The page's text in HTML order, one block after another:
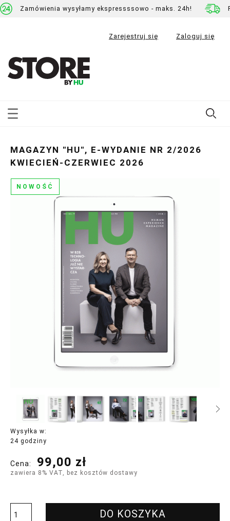
Zamówienia wysyłamy ekspressssowo - maks. 24h!
Zarejestruj się Zaloguj się
MAGAZYN "HU", E-WYDANIE NR 2/2026
KWIECIEŃ-CZERWIEC 2026
NOWOŚĆ
Wysyłka w:
24 godziny
Cena: 99,00 zł
zawiera 8% VAT, bez kosztów dostawy
DO KOSZYKA